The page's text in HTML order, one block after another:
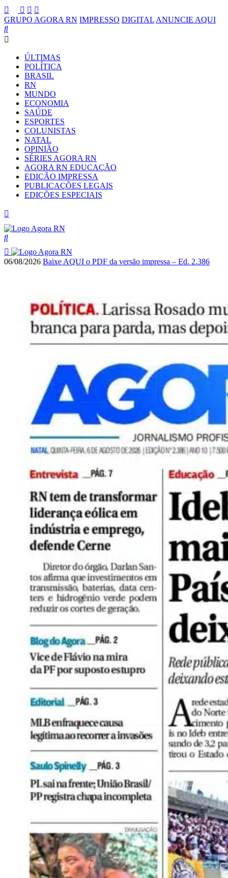
GRUPO AGORA RN IMPRESSO DIGITAL ANUNCIE AQUI
ÚLTIMAS
POLÍTICA
BRASIL
RN
MUNDO
ECONOMIA
SAÚDE
ESPORTES
COLUNISTAS
NATAL
OPINIÃO
SÉRIES AGORA RN
AGORA RN EDUCAÇÃO
EDIÇÃO IMPRESSA
PUBLICAÇÕES LEGAIS
EDIÇÕES ESPECIAIS
06/08/2026 Baixe AQUI o PDF da versão impressa – Ed. 2.386